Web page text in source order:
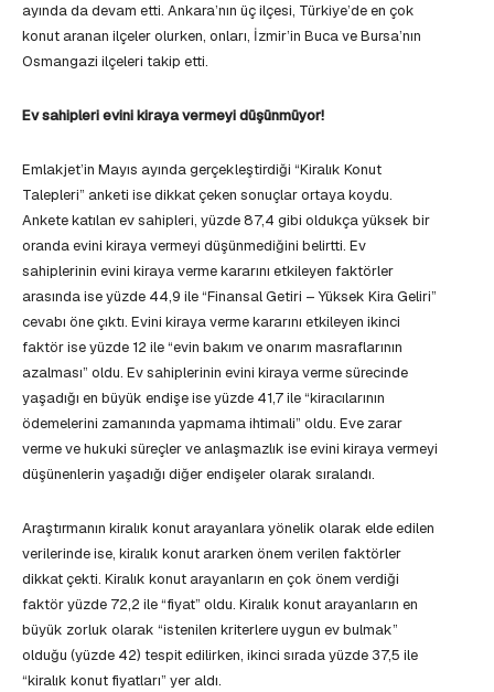
ayında da devam etti. Ankara’nın üç ilçesi, Türkiye’de en çok
konut aranan ilçeler olurken, onları, İzmir’in Buca ve Bursa’nın
Osmangazi ilçeleri takip etti.
Ev sahipleri evini kiraya vermeyi düşünmüyor!
Emlakjet’in Mayıs ayında gerçekleştirdiği “Kiralık Konut
Talepleri” anketi ise dikkat çeken sonuçlar ortaya koydu.
Ankete katılan ev sahipleri, yüzde 87,4 gibi oldukça yüksek bir
oranda evini kiraya vermeyi düşünmediğini belirtti. Ev
sahiplerinin evini kiraya verme kararını etkileyen faktörler
arasında ise yüzde 44,9 ile “Finansal Getiri – Yüksek Kira Geliri”
cevabı öne çıktı. Evini kiraya verme kararını etkileyen ikinci
faktör ise yüzde 12 ile “evin bakım ve onarım masraflarının
azalması” oldu. Ev sahiplerinin evini kiraya verme sürecinde
yaşadığı en büyük endişe ise yüzde 41,7 ile “kiracılarının
ödemelerini zamanında yapmama ihtimali” oldu. Eve zarar
verme ve hukuki süreçler ve anlaşmazlık ise evini kiraya vermeyi
düşünenlerin yaşadığı diğer endişeler olarak sıralandı.
Araştırmanın kiralık konut arayanlara yönelik olarak elde edilen
verilerinde ise, kiralık konut ararken önem verilen faktörler
dikkat çekti. Kiralık konut arayanların en çok önem verdiği
faktör yüzde 72,2 ile “fiyat” oldu. Kiralık konut arayanların en
büyük zorluk olarak “istenilen kriterlere uygun ev bulmak”
olduğu (yüzde 42) tespit edilirken, ikinci sırada yüzde 37,5 ile
“kiralık konut fiyatları” yer aldı.